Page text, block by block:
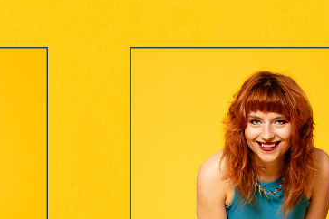
LISA PAUL - VOCALS /